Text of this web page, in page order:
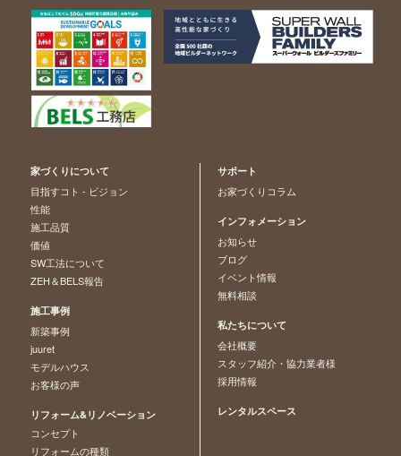
家づくりについて
目指すコト - ビジョン
性能
施工品質
価値
SW工法について
ZEH＆BELS報告
施工事例
新築事例
juuret
モデルハウス
お客様の声
リフォーム&リノベーション
コンセプト
リフォームの種類
サポート
お家づくりコラム
インフォメーション
お知らせ
ブログ
イベント情報
無料相談
私たちについて
会社概要
スタッフ紹介・協力業者様
採用情報
レンタルスペース